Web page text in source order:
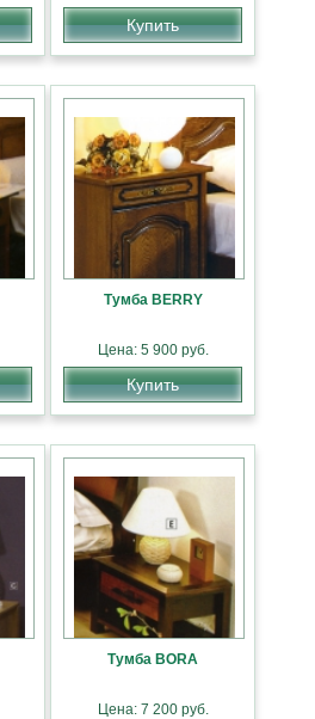
Купить
Тумба BERRY
Цена: 5 900 руб.
Купить
Тумба BORA
Цена: 7 200 руб.